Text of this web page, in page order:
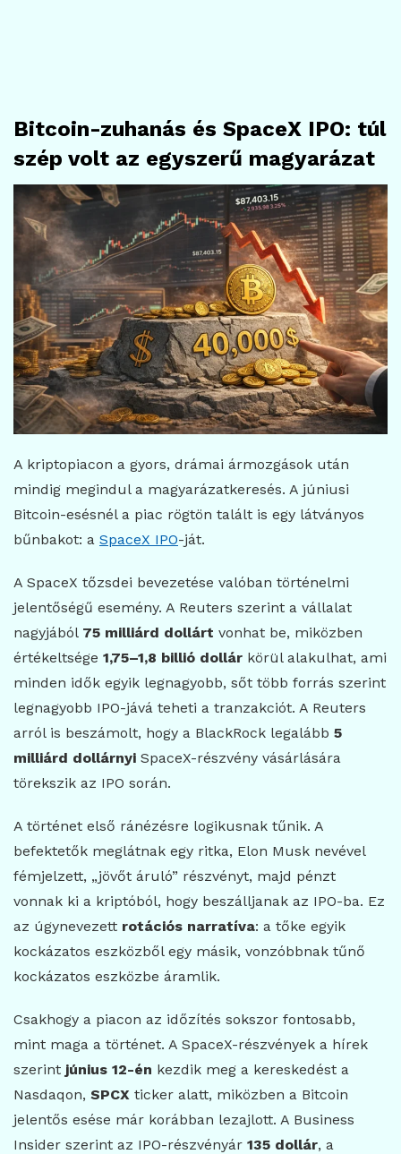
Bitcoin-zuhanás és SpaceX IPO: túl
szép volt az egyszerű magyarázat
A kriptopiacon a gyors, drámai ármozgások után
mindig megindul a magyarázatkeresés. A júniusi
Bitcoin-esésnél a piac rögtön talált is egy látványos
bűnbakot: a SpaceX IPO-ját.
A SpaceX tőzsdei bevezetése valóban történelmi
jelentőségű esemény. A Reuters szerint a vállalat
nagyjából 75 milliárd dollárt vonhat be, miközben
értékeltsége 1,75–1,8 billió dollár körül alakulhat, ami
minden idők egyik legnagyobb, sőt több forrás szerint
legnagyobb IPO-jává teheti a tranzakciót. A Reuters
arról is beszámolt, hogy a BlackRock legalább 5
milliárd dollárnyi SpaceX-részvény vásárlására
törekszik az IPO során.
A történet első ránézésre logikusnak tűnik. A
befektetők meglátnak egy ritka, Elon Musk nevével
fémjelzett, „jövőt áruló” részvényt, majd pénzt
vonnak ki a kriptóból, hogy beszálljanak az IPO-ba. Ez
az úgynevezett rotációs narratíva: a tőke egyik
kockázatos eszközből egy másik, vonzóbbnak tűnő
kockázatos eszközbe áramlik.
Csakhogy a piacon az időzítés sokszor fontosabb,
mint maga a történet. A SpaceX-részvények a hírek
szerint június 12-én kezdik meg a kereskedést a
Nasdaqon, SPCX ticker alatt, miközben a Bitcoin
jelentős esése már korábban lezajlott. A Business
Insider szerint az IPO-részvényár 135 dollár, a